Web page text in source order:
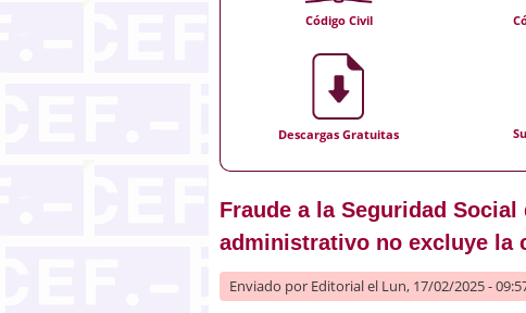
Código Civil
Descargas Gratuitas
Fraude a la Seguridad
administrativo no excluye la
Enviado por Editorialel Lun, 17/02/2025 -